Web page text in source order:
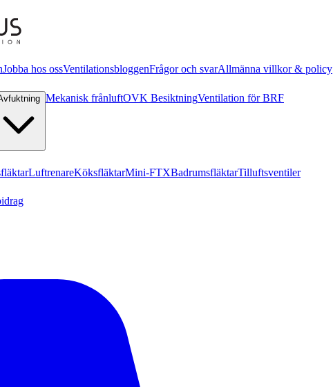
Jobba hos ossVentilationsbloggenFrågor och svarAllmänna villkor & policy
Mekanisk frånluftOVK BesiktningVentilation för BRF
LuftrenareKöksfläktarMini-FTXBadrumsfläktarTilluftsventiler